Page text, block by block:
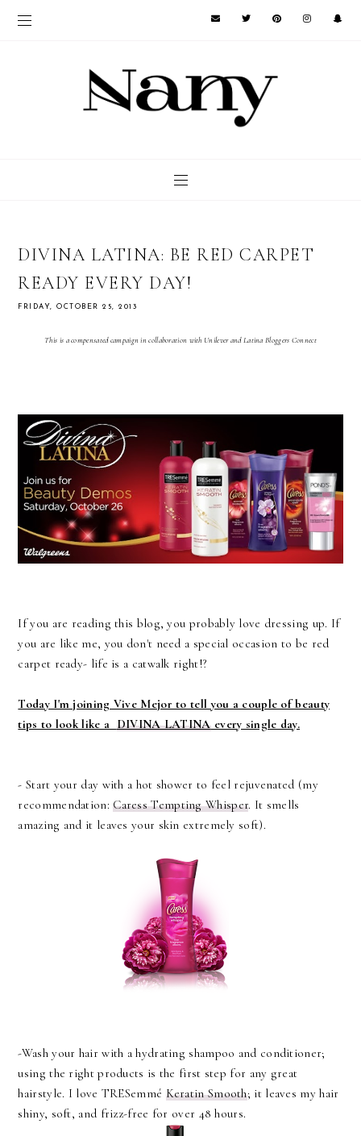
DIVINA LATINA: BE RED CARPET
READY EVERY DAY!
FRIDAY, OCTOBER 25, 2013
This is a compensated campaign in collaboration with Unilever and Latina Bloggers Connect
If you are reading this blog, you probably love dressing up. If
you are like me, you don't need a special occasion to be red
carpet ready- life is a catwalk right!?
Today I'm joining Vive Mejor to tell you a couple of beauty
tips to look like a DIVINA LATINAevery single day.
- Start your day with a hot shower to feel rejuvenated (my
recommendation:Caress Tempting Whisper. It smells
amazing and it leaves your skin extremely soft).
-Wash your hair with a hydrating shampoo and conditioner;
using the right products is the first step for any great
hairstyle. I love TRESemmé Keratin Smooth; it leaves my hair
shiny, soft, and frizz-free for over 48 hours.